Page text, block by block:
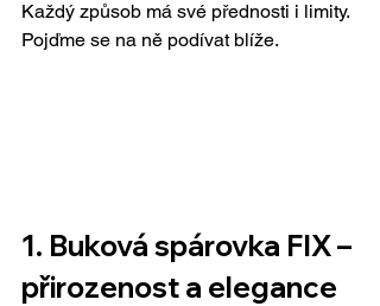
Každý způsob má své přednosti i limity.
Pojďme se na ně podívat blíže.
1. Buková spárovka FIX –
přirozenost a elegance